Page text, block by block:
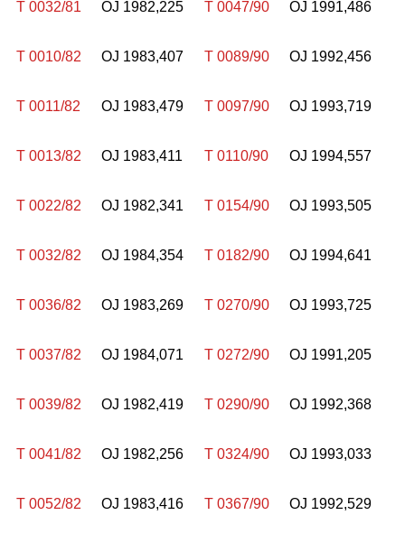
T 0032/81 OJ 1982,225 T 0047/90 OJ 1991,486
T 0010/82 OJ 1983,407 T 0089/90 OJ 1992,456
T 0011/82 OJ 1983,479 T 0097/90 OJ 1993,719
T 0013/82 OJ 1983,411 T 0110/90 OJ 1994,557
T 0022/82 OJ 1982,341 T 0154/90 OJ 1993,505
T 0032/82 OJ 1984,354 T 0182/90 OJ 1994,641
T 0036/82 OJ 1983,269 T 0270/90 OJ 1993,725
T 0037/82 OJ 1984,071 T 0272/90 OJ 1991,205
T 0039/82 OJ 1982,419 T 0290/90 OJ 1992,368
T 0041/82 OJ 1982,256 T 0324/90 OJ 1993,033
T 0052/82 OJ 1983,416 T 0367/90 OJ 1992,529